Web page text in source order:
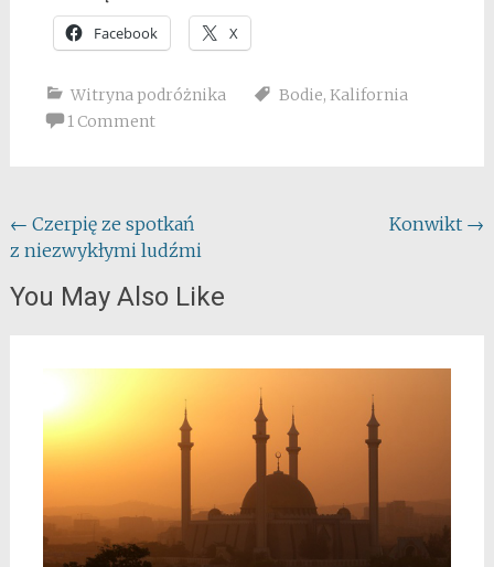
Facebook X
Witryna podróżnika Bodie, Kalifornia
1 Comment
Post
navigation
← Czerpię ze spotkań
z niezwykłymi ludźmi
Konwikt →
You May Also Like